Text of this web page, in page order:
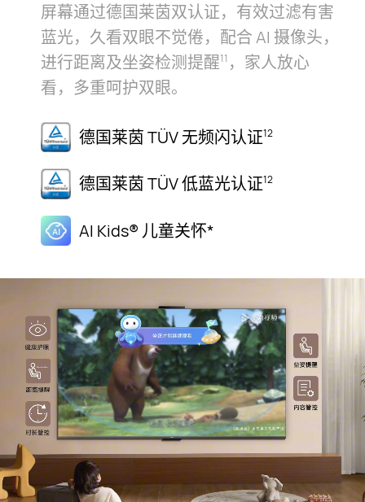
屏幕通过德国莱茵双认证，有效过滤有害
蓝光，久看双眼不觉倦，配合 AI 摄像头，
进行距离及坐姿检测提醒⁠11 ，家人放心
看，多重呵护双⁠眼。
德国莱茵 TÜV无频闪认证12
德国莱茵 TÜV低蓝光认证12
AI Kids® 儿童关怀*